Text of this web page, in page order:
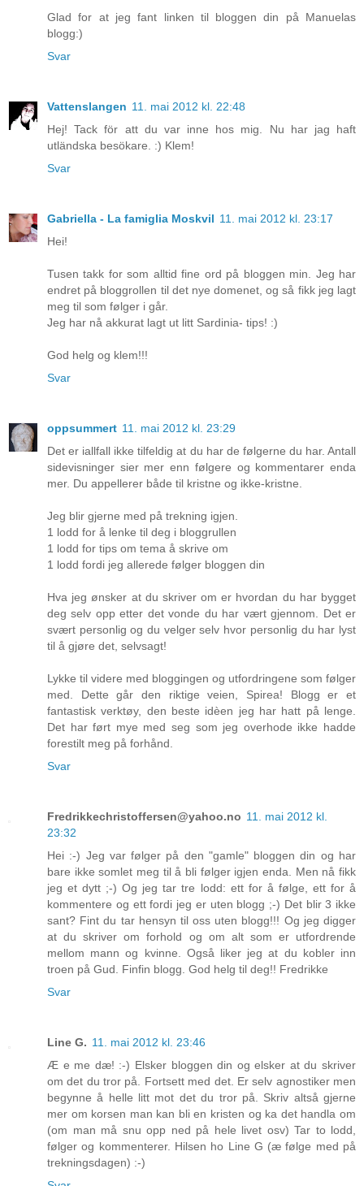
Glad for at jeg fant linken til bloggen din på Manuelas
blogg:)
Svar
Vattenslangen 11. mai 2012 kl. 22:48
Hej! Tack för att du var inne hos mig. Nu har jag haft
utländska besökare. :) Klem!
Svar
Gabriella - La famiglia Moskvil 11. mai 2012 kl. 23:17
Hei!
Tusen takk for som alltid fine ord på bloggen min. Jeg har
endret på bloggrollen til det nye domenet, og så fikk jeg lagt
meg til som følger i går.
Jeg har nå akkurat lagt ut litt Sardinia- tips! :)
God helg og klem!!!
Svar
oppsummert 11. mai 2012 kl. 23:29
Det er iallfall ikke tilfeldig at du har de følgerne du har. Antall
sidevisninger sier mer enn følgere og kommentarer enda
mer. Du appellerer både til kristne og ikke-kristne.
Jeg blir gjerne med på trekning igjen.
1 lodd for å lenke til deg i bloggrullen
1 lodd for tips om tema å skrive om
1 lodd fordi jeg allerede følger bloggen din
Hva jeg ønsker at du skriver om er hvordan du har bygget
deg selv opp etter det vonde du har vært gjennom. Det er
svært personlig og du velger selv hvor personlig du har lyst
til å gjøre det, selvsagt!
Lykke til videre med bloggingen og utfordringene som følger
med. Dette går den riktige veien, Spirea! Blogg er et
fantastisk verktøy, den beste idèen jeg har hatt på lenge.
Det har ført mye med seg som jeg overhode ikke hadde
forestilt meg på forhånd.
Svar
Fredrikkechristoffersen@yahoo.no 11. mai 2012 kl.
23:32
Hei :-) Jeg var følger på den "gamle" bloggen din og har
bare ikke somlet meg til å bli følger igjen enda. Men nå fikk
jeg et dytt ;-) Og jeg tar tre lodd: ett for å følge, ett for å
kommentere og ett fordi jeg er uten blogg ;-) Det blir 3 ikke
sant? Fint du tar hensyn til oss uten blogg!!! Og jeg digger
at du skriver om forhold og om alt som er utfordrende
mellom mann og kvinne. Også liker jeg at du kobler inn
troen på Gud. Finfin blogg. God helg til deg!! Fredrikke
Svar
Line G. 11. mai 2012 kl. 23:46
Æ e me dæ! :-) Elsker bloggen din og elsker at du skriver
om det du tror på. Fortsett med det. Er selv agnostiker men
begynne å helle litt mot det du tror på. Skriv altså gjerne
mer om korsen man kan bli en kristen og ka det handla om
(om man må snu opp ned på hele livet osv) Tar to lodd,
følger og kommenterer. Hilsen ho Line G (æ følge med på
trekningsdagen) :-)